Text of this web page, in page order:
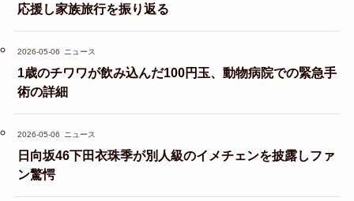
応援し家族旅行を振り返る
2026-05-06 ニュース
1歳のチワワが飲み込んだ100円玉、動物病院での緊急手
術の詳細
2026-05-06 ニュース
日向坂46下田衣珠季が別人級のイメチェンを披露しファ
ン驚愕